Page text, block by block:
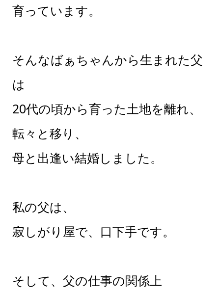
育っています。
そんなばぁちゃんから生まれた父
は
20代の頃から育った土地を離れ、
転々と移り、
母と出逢い結婚しました。
私の父は、
寂しがり屋で、口下手です。
そして、父の仕事の関係上